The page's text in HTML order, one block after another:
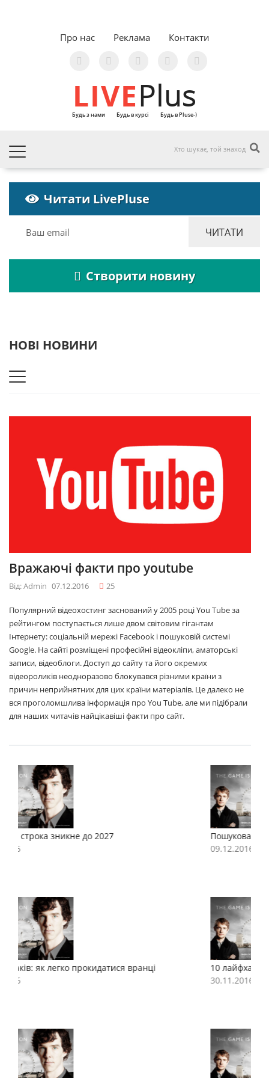
Про нас Реклама Контакти
LIVEPlus
Будь з нами Будь в курсі Будь в Pluse-)
Читати LivePluse
Створити новину
НОВІ НОВИНИ
Вражаючі факти про youtube
Від: Admin 07.12.2016 25
Популярний відеохостинг заснований у 2005 році You Tube за
рейтингом поступається лише двом світовим гігантам
Інтернету: соціальній мережі Facebook і пошуковій системі
Google. На сайті розміщені професійні відеокліпи, аматорські
записи, відеоблоги. Доступ до сайту та його окремих
відеороликів неодноразово блокувався різними країни з
причин неприйнятних для цих країни матеріалів. Це далеко не
вся проголомшлива інформація про You Tube, але ми підібрали
для наших читачів найцікавіші факти про сайт.
Пошукова строка зникне до 2027
10 лайфхаків: як легко прокидатися вранці